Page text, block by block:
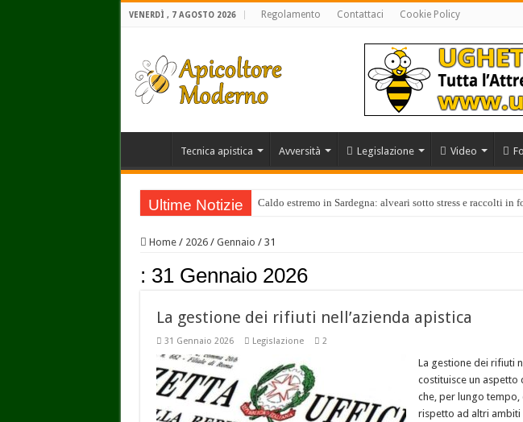
VENERDÌ , 7 AGOSTO 2026 Regolamento Contattaci Cookie Policy
Tecnica apistica Avversità Legislazione Video
Ultime Notizie Caldo estremo in Sardegna: alveari sotto stress e raccolti in
Home / 2026 / Gennaio / 31
: 31 Gennaio 2026
La gestione dei rifiuti nell’azienda apistica
31 Gennaio 2026 Legislazione 2
La gestione dei rifiuti
costituisce un aspetto
che, per lungo
rispetto ad altri